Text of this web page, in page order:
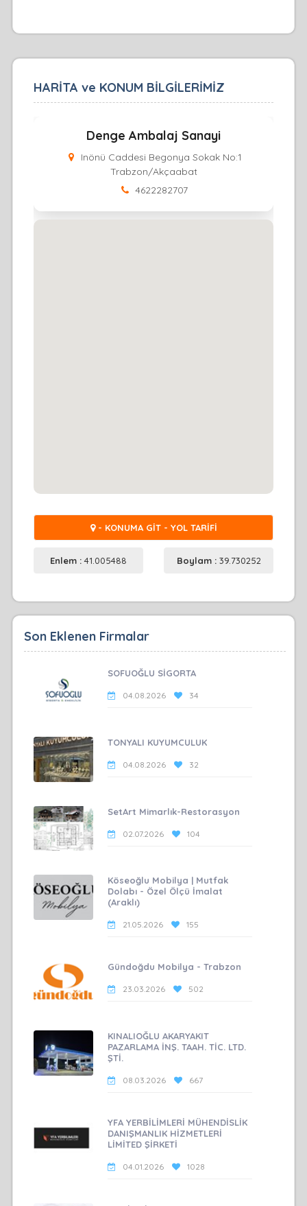
HARİTA ve KONUM BİLGİLERİMİZ
Denge Ambalaj Sanayi
Inönü Caddesi Begonya Sokak No:1
Trabzon/Akçaabat
4622282707
- KONUMA GİT - YOL TARİFİ
Enlem :41.005488 Boylam : 39.730252
Son Eklenen Firmalar
SOFUOĞLU SİGORTA
04.08.2026 34
TONYALI KUYUMCULUK
04.08.2026 32
SetArt Mimarlık-Restorasyon
02.07.2026 104
Köseoğlu Mobilya | Mutfak
Dolabı - Özel Ölçü İmalat
(Araklı)
21.05.2026 155
Gündoğdu Mobilya - Trabzon
23.03.2026 502
KINALIOĞLU AKARYAKIT
PAZARLAMA İNŞ. TAAH. TİC. LTD.
ŞTİ.
08.03.2026 667
YFA YERBİLİMLERİ MÜHENDİSLİK
DANIŞMANLIK HİZMETLERİ
LİMİTED ŞİRKETİ
04.01.2026 1028